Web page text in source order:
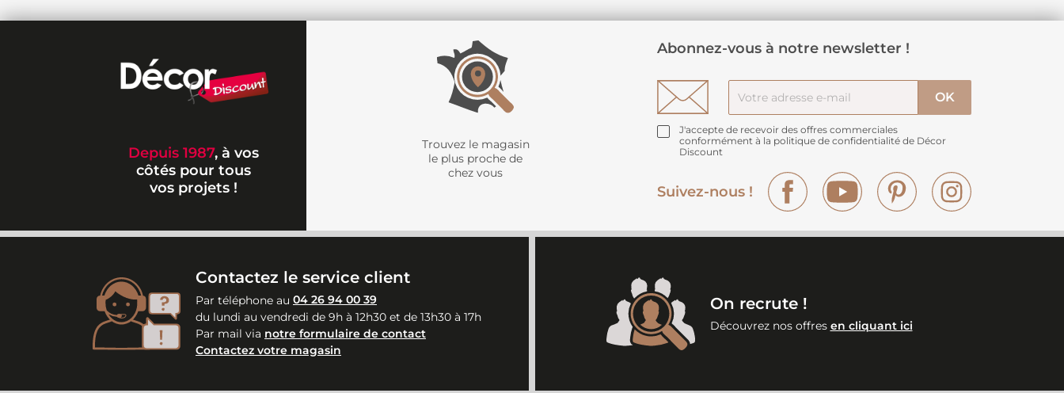
Depuis 1987, à vos
côtés pour tous
vos projets !
Trouvez le magasin
le plus proche de
chez vous
Abonnez-vous à notre newsletter !
J'accepte de recevoir des offres commerciales
conformément à la politique de confidentialité de Décor
Discount
Suivez-nous !
Facebook YouTube Pinterest
Contactez le service client
Par téléphone au 04 26 94 00 39
du lundi au vendredi de 9h à 12h30 et de 13h30 à 17h
Par mail via notre formulaire de contact
Contactez votre magasin
On recrute !
Découvrez nos offres en cliquant ici